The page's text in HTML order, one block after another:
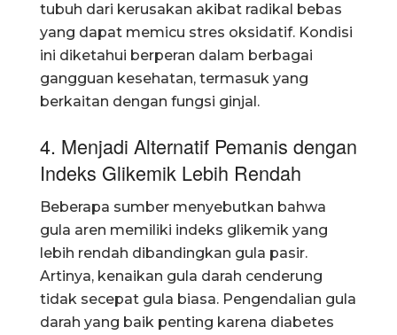
tubuh dari kerusakan akibat radikal bebas
yang dapat memicu stres oksidatif. Kondisi
ini diketahui berperan dalam berbagai
gangguan kesehatan, termasuk yang
berkaitan dengan fungsi ginjal.
4. Menjadi Alternatif Pemanis dengan
Indeks Glikemik Lebih Rendah
Beberapa sumber menyebutkan bahwa
gula aren memiliki indeks glikemik yang
lebih rendah dibandingkan gula pasir.
Artinya, kenaikan gula darah cenderung
tidak secepat gula biasa. Pengendalian gula
darah yang baik penting karena diabetes